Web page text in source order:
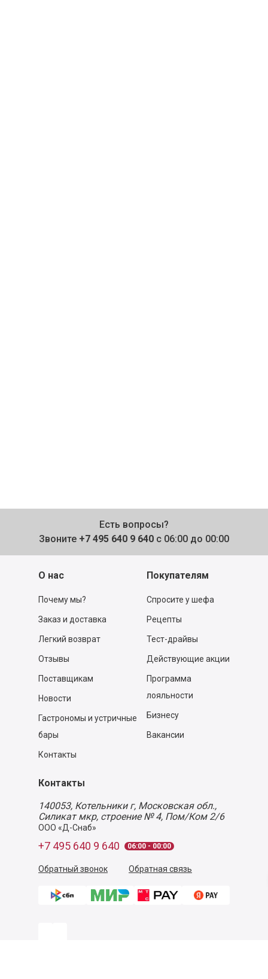
Есть вопросы?
Звоните +7 495 640 9 640 с 06:00 до 00:00
О нас
Почему мы?
Заказ и доставка
Легкий возврат
Отзывы
Поставщикам
Новости
Гастрономы и устричные
бары
Контакты
Покупателям
Спросите у шефа
Рецепты
Тест-драйвы
Действующие акции
Программа
лояльности
Бизнесу
Вакансии
Контакты
140053, Котельники г, Московская обл.,
Силикат мкр, строение № 4, Пом/Ком 2/6
ООО «Д-Снаб»
+7 495 640 9 640 06:00 - 00:00
Обратный звонок Обратная связь